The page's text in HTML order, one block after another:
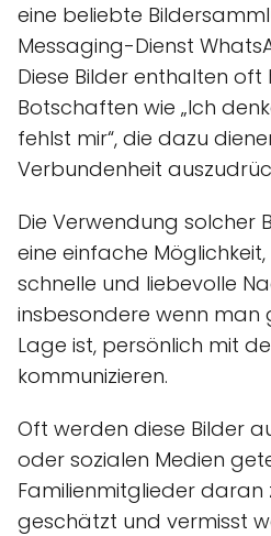
eine beliebte
Messaging-Dienst
Diese Bilder enthalten oft
Botschaften wie „Ich
fehlst mir“, die dazu
Verbundenheit
Die Verwendung solcher
eine einfache
schnelle und liebevolle
insbesondere wenn man
Lage ist, persönlich mit
kommunizieren.
Oft werden diese Bilder
oder sozialen Medien
Familienmitglieder daran
geschätzt und vermisst